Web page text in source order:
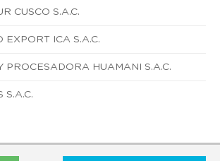
CUSCO S.A.C.
EXPORT ICA S.A.C.
PROCESADORA HUAMANI S.A.C.
S.A.C.